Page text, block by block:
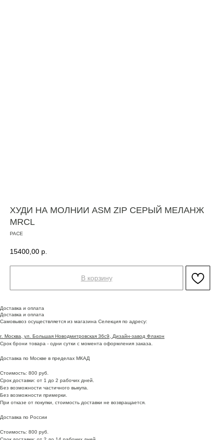
ХУДИ НА МОЛНИИ ASM ZIP СЕРЫЙ МЕЛАНЖ
MRCL
PACE
15400,00 р.
В корзину
Доставка и оплата
Доставка и оплата
Самовывоз осуществляется из магазина Селекция по адресу:
г. Москва, ул. Большая Новодмитровская 36с9, Дизайн-завод Флакон
Срок брони товара - одни сутки с момента оформления заказа.
Доставка по Москве в пределах МКАД
Стоимость: 800 руб.
Срок доставки: от 1 до 2 рабочих дней.
Без возможности частичного выкупа.
Без возможности примерки.
При отказе от покупки, стоимость доставки не возвращается.
Доставка по России
Стоимость: 800 руб.